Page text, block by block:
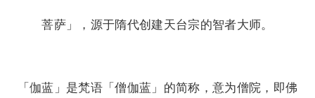
菩萨」，源于隋代创建天台宗的智者大师。
「伽蓝」是梵语「僧伽蓝」的简称，意为僧院，即佛